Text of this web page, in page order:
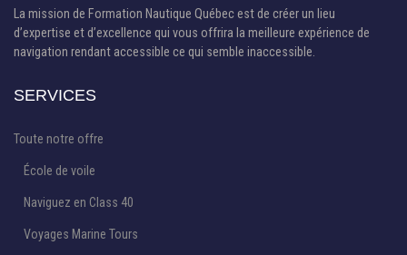
La mission de Formation Nautique Québec est de créer un lieu
d’expertise et d’excellence qui vous offrira la meilleure expérience de
navigation rendant accessible ce qui semble inaccessible.
SERVICES
Toute notre offre
École de voile
Naviguez en Class 40
Voyages Marine Tours